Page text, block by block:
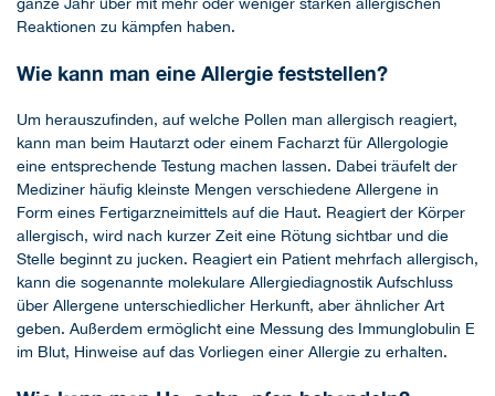
Reaktionen zu kämpfen haben.
Wie kann man eine Allergie feststellen?
Um herauszufinden, auf welche Pollen man allergisch reagiert,
kann man beim Hautarzt oder einem Facharzt für Allergologie
eine entsprechende Testung machen lassen. Dabei träufelt der
Mediziner häufig kleinste Mengen verschiedene Allergene in
Form eines Fertigarzneimittels auf die Haut. Reagiert der Körper
allergisch, wird nach kurzer Zeit eine Rötung sichtbar und die
Stelle beginnt zu jucken. Reagiert ein Patient mehrfach allergisch,
kann die sogenannte molekulare Allergiediagnostik Aufschluss
über Allergene unterschiedlicher Herkunft, aber ähnlicher Art
geben. Außerdem ermöglicht eine Messung des Immunglobulin E
im Blut, Hinweise auf das Vorliegen einer Allergie zu erhalten.